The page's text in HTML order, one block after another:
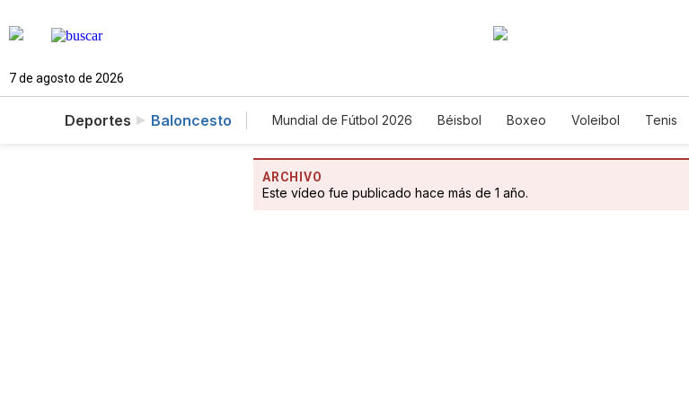
7 de agosto de 2026
Deportes Baloncesto Mundial de Fútbol 2026 Béisbol Boxeo Voleibol Tenis
ARCHIVO
Este vídeo fue publicado hace más de 1 año.